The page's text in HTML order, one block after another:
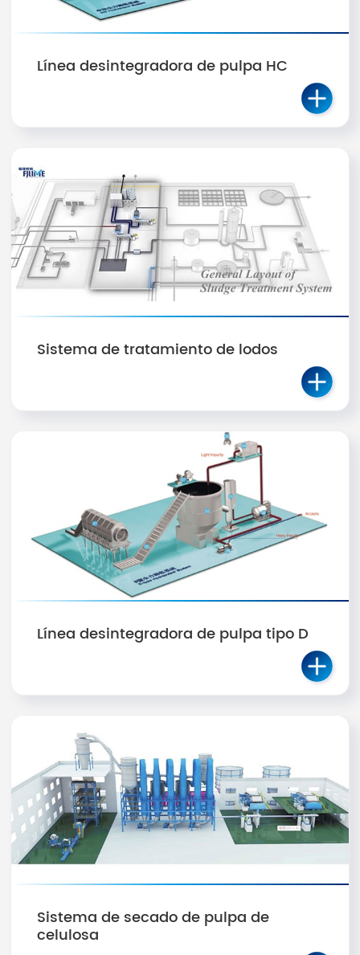
Línea desintegradora de pulpa HC
Sistema de tratamiento de lodos
Línea desintegradora de pulpa tipo D
Sistema de secado de pulpa de
celulosa